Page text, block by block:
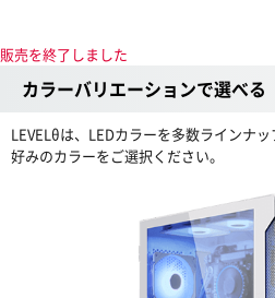
販売を終了しました
カラーバリエーションで選べる
LEVELθは、LEDカラーを多数ラインナ
好みのカラーをご選択ください。